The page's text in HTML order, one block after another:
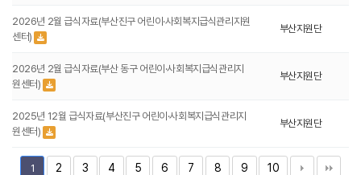
2026년 2월 급식자료(부산진구 어린이·사회복지급식관리지원
센터)
부산지원단
2026년 2월 급식자료(부산 동구 어린이·사회복지급식관리지
원센터)
부산지원단
2025년 12월 급식자료(부산진구 어린이·사회복지급식관리지
원센터)
부산지원단
1 2 3 4 5 6 7 8 9 10